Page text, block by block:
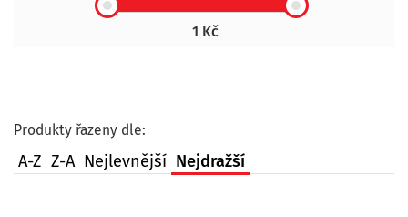
1 Kč
Produkty řazeny dle:
A-Z Z-A Nejlevnější Nejdražší